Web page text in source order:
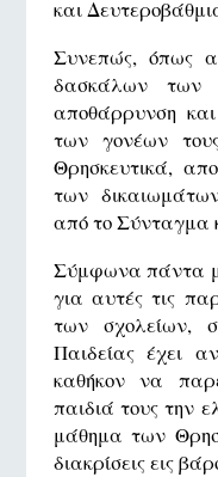
και
Συνεπώς, όπως
δασκάλων των
αποθάρρυνση
των γονέων
Θρησκευτικά,
των
από το Σύνταγμα
Σύμφωνα πάντα
για αυτές τις
των σχολείων,
Παιδείας έχει
καθήκον να
παιδιά τους την
μάθημα των
διακρίσεις εις